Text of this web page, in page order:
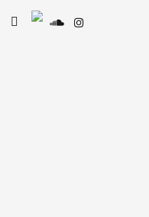
Skip
toggle